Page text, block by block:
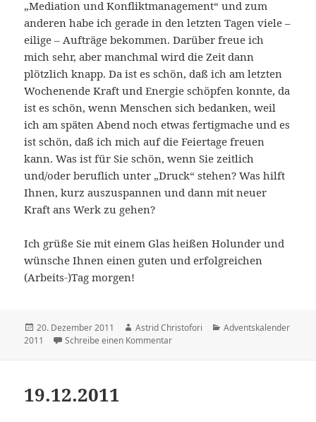
„Mediation und Konfliktmanagement“ und zum
anderen habe ich gerade in den letzten Tagen viele –
eilige – Aufträge bekommen. Darüber freue ich
mich sehr, aber manchmal wird die Zeit dann
plötzlich knapp. Da ist es schön, daß ich am letzten
Wochenende Kraft und Energie schöpfen konnte, da
ist es schön, wenn Menschen sich bedanken, weil
ich am späten Abend noch etwas fertigmache und es
ist schön, daß ich mich auf die Feiertage freuen
kann. Was ist für Sie schön, wenn Sie zeitlich
und/oder beruflich unter „Druck“ stehen? Was hilft
Ihnen, kurz auszuspannen und dann mit neuer
Kraft ans Werk zu gehen?
Ich grüße Sie mit einem Glas heißen Holunder und
wünsche Ihnen einen guten und erfolgreichen
(Arbeits-)Tag morgen!
Veröffentlicht
am
20. Dezember 2011 Autor
Astrid Christofori Kategorien
Adventskalender
2011
Schreibe einen Kommentar
19.12.2011